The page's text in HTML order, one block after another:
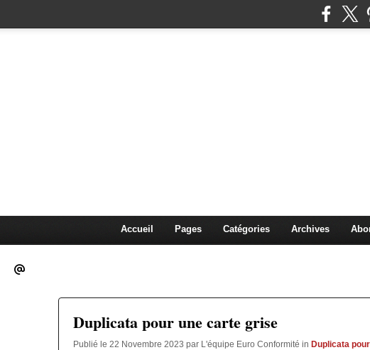
Accueil Pages Catégories Archives
Duplicata pour une carte grise
Publié le 22 Novembre 2023 par L'équipe Euro Conformité in Duplicata